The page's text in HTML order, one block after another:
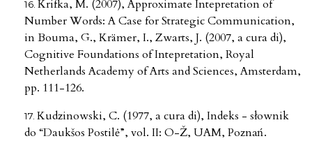
Krifka, M. (2007), Approximate Intepretation of
Number Words: A Case for Strategic Communication,
in Bouma, G., Krämer, I., Zwarts, J. (2007, a cura di),
Cognitive Foundations of Intepretation, Royal
Netherlands Academy of Arts and Sciences, Amsterdam,
pp. 111-126.
Kudzinowski, C. (1977, a cura di), Indeks - słownik
do “Daukšos Postilė”, vol. II: O-Ž, UAM, Poznań.